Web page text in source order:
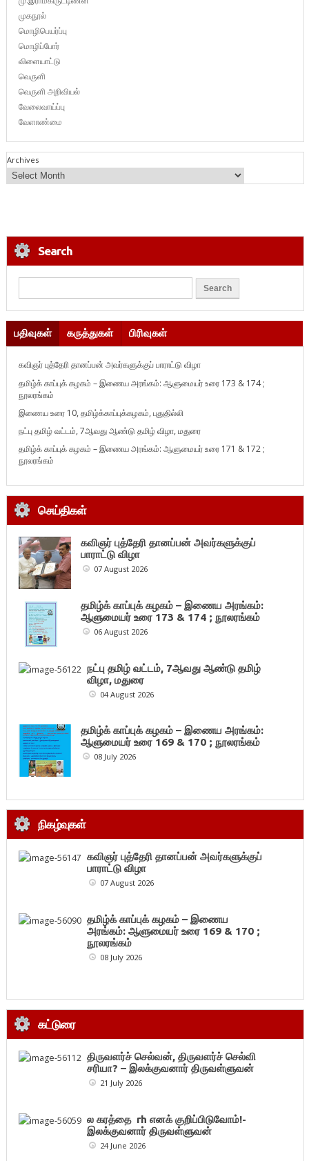
முகநூல்
மொழிபெயர்ப்பு
மொழிப்போர்
விளையாட்டு
வெருளி
வெருளி அறிவியல்
வேலைவாய்ப்பு
வேளாண்மை
Archives
Search
பதிவுகள் கருத்துகள் பிரிவுகள்
கவிஞர் புத்தேரி தானப்பன் அவர்களுக்குப் பாராட்டு விழா
தமிழ்க் காப்புக் கழகம் – இணைய அரங்கம்: ஆளுமையர் உரை 173 & 174 ;
நூலரங்கம்
இணைய உரை 10, தமிழ்க்காப்புக்கழகம், புதுதில்லி
நட்பு தமிழ் வட்டம், 7ஆவது ஆண்டு தமிழ் விழா, மதுரை
தமிழ்க் காப்புக் கழகம் – இணைய அரங்கம்: ஆளுமையர் உரை 171 & 172 ;
நூலரங்கம்
செய்திகள்
கவிஞர் புத்தேரி தானப்பன் அவர்களுக்குப்
பாராட்டு விழா
07 August 2026
தமிழ்க் காப்புக் கழகம் – இணைய அரங்கம்:
ஆளுமையர் உரை 173 & 174 ; நூலரங்கம்
06 August 2026
நட்பு தமிழ் வட்டம், 7ஆவது ஆண்டு தமிழ்
விழா, மதுரை
04 August 2026
தமிழ்க் காப்புக் கழகம் – இணைய அரங்கம்:
ஆளுமையர் உரை 169 & 170 ; நூலரங்கம்
08 July 2026
நிகழ்வுகள்
கவிஞர் புத்தேரி தானப்பன் அவர்களுக்குப்
பாராட்டு விழா
07 August 2026
தமிழ்க் காப்புக் கழகம் – இணைய
அரங்கம்: ஆளுமையர் உரை 169 & 170 ;
நூலரங்கம்
08 July 2026
கட்டுரை
திருவளர்ச் செல்வன், திருவளர்ச் செல்வி
சரியா? – இலக்குவனார் திருவள்ளுவன்
21 July 2026
ல கரத்தை rh எனக் குறிப்பிடுவோம்!-
இலக்குவனார் திருவள்ளுவன்
24 June 2026